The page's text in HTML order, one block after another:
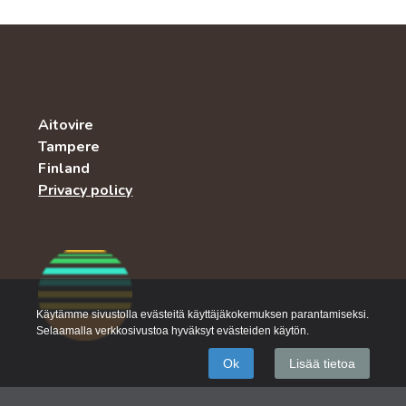
Aitovire
Tampere
Finland
Privacy policy
Käytämme sivustolla evästeitä käyttäjäkokemuksen parantamiseksi.
Selaamalla verkkosivustoa hyväksyt evästeiden käytön.
Ok Lisää tietoa